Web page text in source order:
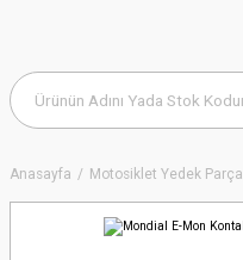
Anasayfa Motosiklet Yedek Parça